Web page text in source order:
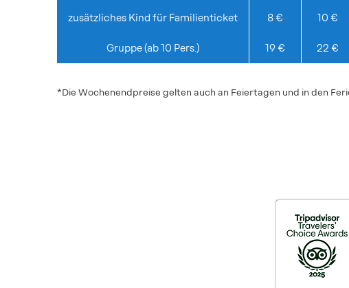
zusätzliches Kind für Familienticket 8 € 10 €
Gruppe (ab 10 Pers.) 19 € 22 €
*Die Wochenendpreise gelten auch an Feiertagen und in den